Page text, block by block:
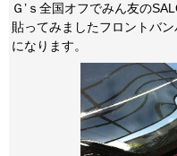
Ｇ’ｓ全国オフでみん友の
貼ってみましたフロントバ
になります。